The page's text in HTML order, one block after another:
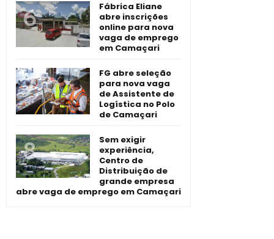
Fábrica Eliane
abre inscrições
online para nova
vaga de emprego
em Camaçari
FG abre seleção
para nova vaga
de Assistente de
Logística no Polo
de Camaçari
Sem exigir
experiência,
Centro de
Distribuição de
grande empresa
abre vaga de emprego em Camaçari